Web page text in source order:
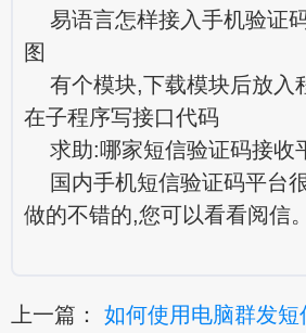
易语言怎样接入手机验证
图
有个模块,下载模块后放入
在子程序写接口代码
求助:哪家短信验证码接收
国内手机短信验证码平台
做的不错的,您可以看看阅信。
上一篇： 如何使用电脑群发短